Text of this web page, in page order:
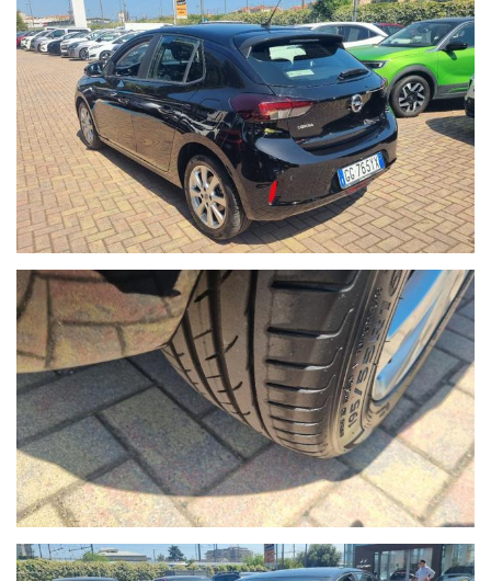
marketing
Invia
Queste informazioni non saranno condivise con terze parti